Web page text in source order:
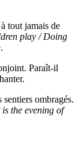
tout jamais de
play / Doing
Paraît-il
ombragés.
is the evening of